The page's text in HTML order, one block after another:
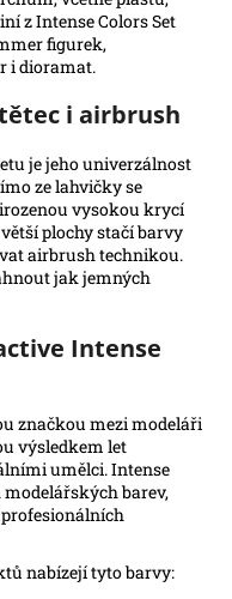
z Intense Colors Set
figurek,
i dioramat.
i airbrush
je jeho univerzálnost
ze lahvičky se
vysokou krycí
plochy stačí barvy
airbrush technikou.
jak jemných
Intense
značkou mezi modeláři
výsledkem let
umělci. Intense
barev,
nabízejí tyto barvy: